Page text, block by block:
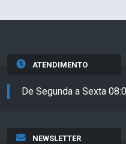
ATENDIMENTO
De Segunda a Sexta
NEWSLETTER